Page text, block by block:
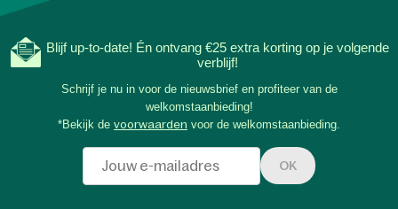
Blijf up-to-date! Én ontvang €25 extra korting op je volgende
verblijf!
Schrijf je nu in voor de nieuwsbrief en profiteer van de
welkomstaanbieding!
*Bekijk de voorwaarden voor de welkomstaanbieding.
OK